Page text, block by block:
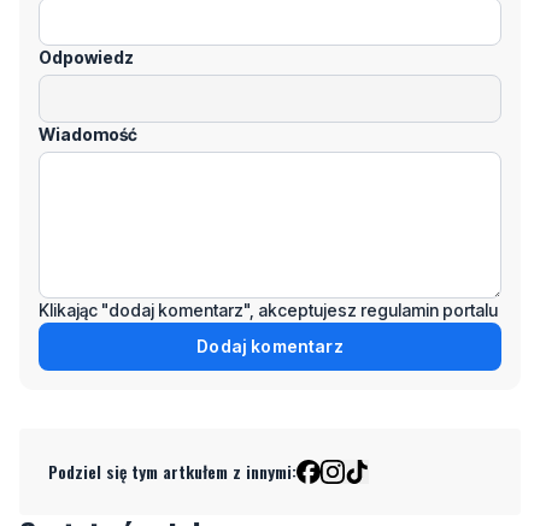
Odpowiedz
Wiadomość
Klikając "dodaj komentarz", akceptujesz regulamin portalu
Dodaj komentarz
Podziel się tym artkułem z innymi: